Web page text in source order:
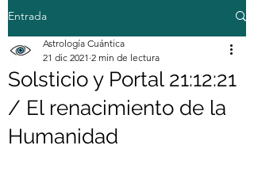
Entrada
Solsticio y Portal 21:12:21
/ El renacimiento de la
Humanidad
Astrología Cuántica
21 dic 2021 2 min de lectura